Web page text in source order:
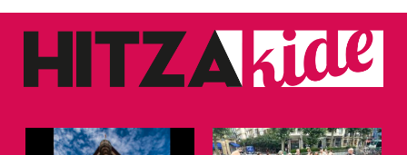
datuen atalean. Edozein unetan alda edo ken dezakezu
zure baimena Cookieen adierazpenean.
Webgune honek cookie propioak eta hirugarrenen cookie-
baliatzen gara. Ohar hau onartuz gero, teknologia hori